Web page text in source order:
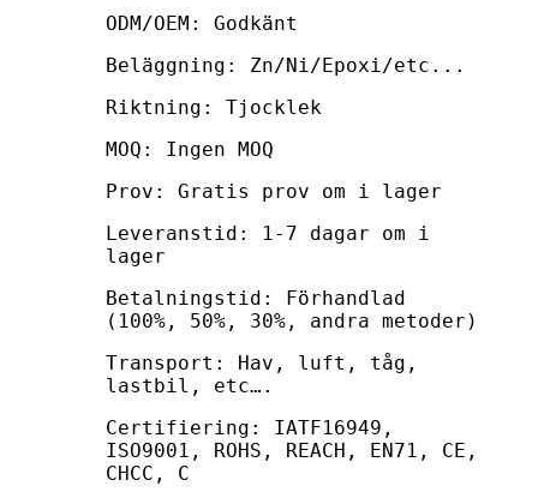
ODM/OEM: Godkänt
Beläggning: Zn/Ni/Epoxi/etc...
Riktning: Tjocklek
MOQ: Ingen MOQ
Prov: Gratis prov om i lager
Leveranstid: 1-7 dagar om i
lager
Betalningstid: Förhandlad
(100%, 50%, 30%, andra metoder)
Transport: Hav, luft, tåg,
lastbil, etc….
Certifiering: IATF16949,
ISO9001, ROHS, REACH, EN71, CE,
CHCC, C